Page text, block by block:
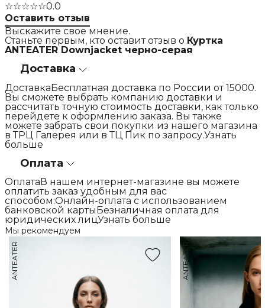
☆☆☆☆☆0.0
Оставить отзыв
Выскажите свое мнение.
Станьте первым, кто оставит отзыв о Куртка
ANTEATER Downjacket черно-серая
Доставка
ДоставкаБесплатная доставка по России от 15000.
Вы сможете выбрать компанию доставки и
рассчитать точную стоимость доставки, как только
перейдете к оформлению заказа. Вы также
можете забрать свои покупки из нашего магазина
в ТРЦ Галерея или в ТЦ Пик по запросу.Узнать
больше
Оплата
ОплатаВ нашем интернет-магазине вы можете
оплатить заказ удобным для вас
способом:Онлайн-оплата с использованием
банковской картыБезналичная оплата для
юридических лицУзнать больше
Мы рекомендуем
ANTEATER ANTEATER